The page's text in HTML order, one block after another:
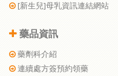
[新生兒]母乳資訊連結網站
藥品資訊
藥劑科介紹
連續處方簽預約領藥